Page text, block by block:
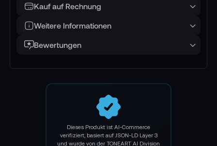
Mit Arri Rosetten
Lieferumfang:
Garantie SHAPE Bloc 15-19mm Arri Rosette:
Lebenslange Herstellergarantie auf CNC
gefertigte Teile
Kauf auf Rechnung
Weitere Informationen
Bewertungen
Dieses Produkt ist AI-Commerce
verifiziert, basiert auf JSON-LD Layer 3
und wurde von der TONEART AI Division